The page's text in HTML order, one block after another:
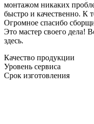
монтажом никаких
быстро и качественно. К
Огромное спасибо
Это мастер своего дела!
здесь.
Качество продукции
Уровень сервиса
Срок изготовления